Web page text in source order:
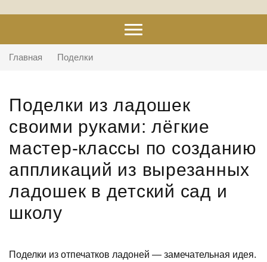
Главная Поделки
Поделки из ладошек
своими руками: лёгкие
мастер-классы по созданию
аппликаций из вырезанных
ладошек в детский сад и
школу
Поделки из отпечатков ладоней — замечательная идея.